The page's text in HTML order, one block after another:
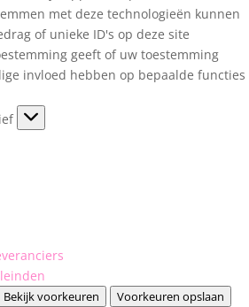
met deze technologieën kunnen
of unieke ID's op deze site
geeft of uw toestemming
invloed hebben op bepaalde functies
Bekijk voorkeuren Voorkeuren opslaan